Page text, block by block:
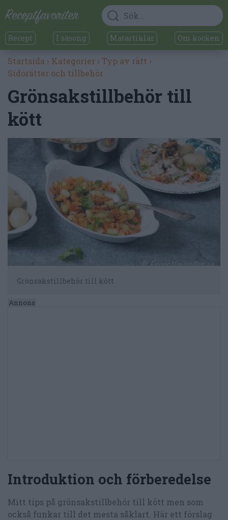
Recept I säsong Matartiklar Om kocken
Startsida › Kategorier › Typ av rätt ›
Sidorätter och tillbehör
Grönsakstillbehör till
kött
Grönsakstillbehör till kött
Introduktion och förberedelse
Mitt tips på grönsakstillbehör till kött men som
också funkar till det mesta såklart. Här ett förslag